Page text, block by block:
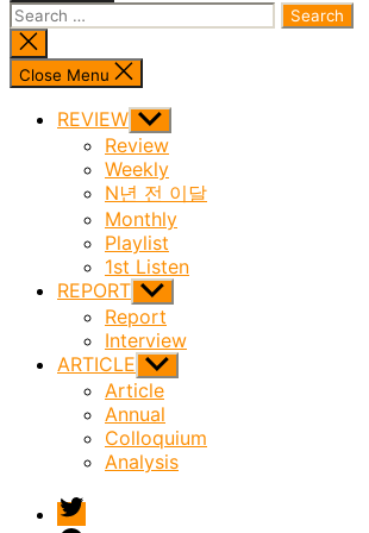
Search
for:
Close
search
Close Menu
REVIEW Show
sub
menu
Review
Weekly
N년 전 이달
Monthly
Playlist
1st Listen
REPORT Show
sub
menu
Report
Interview
ARTICLE Show
sub
menu
Article
Annual
Colloquium
Analysis
twitter